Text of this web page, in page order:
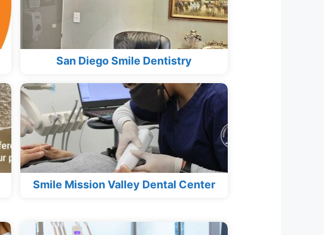
San Diego Smile Dentistry
Smile Mission Valley Dental Center